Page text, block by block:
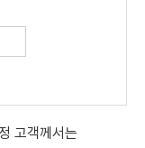
고객께서는